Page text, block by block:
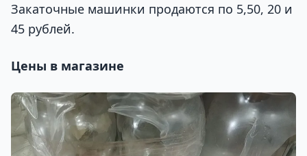
Закаточные машинки продаются по 5,50, 20 и
45 рублей.
Цены в магазине